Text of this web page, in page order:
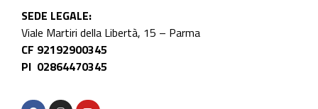
SEDE LEGALE:
Viale Martiri della Libertà, 15 – Parma
CF 92192900345
PI 02864470345